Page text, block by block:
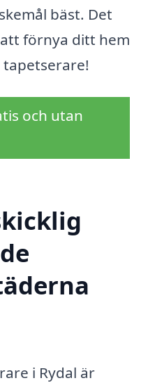
bäst. Det
förnya ditt hem
tapetserare!
och utan
i Rydal är